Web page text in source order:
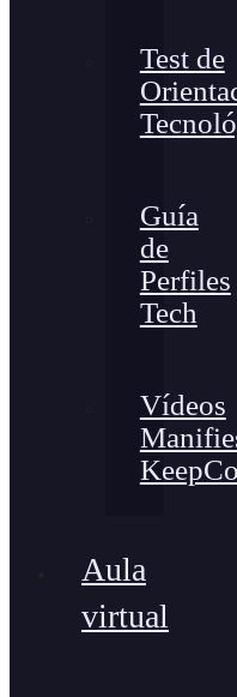
Test de
Guía
de
Perfiles
Tech
Vídeos
Aula
virtual